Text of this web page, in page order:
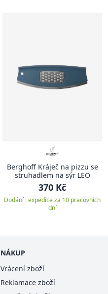
Berghoff Kráječ na pizzu se
struhadlem na sýr LEO
370 Kč
Dodání : expedice za 10 pracovních
dní
NÁKUP
Vrácení zboží
Reklamace zboží